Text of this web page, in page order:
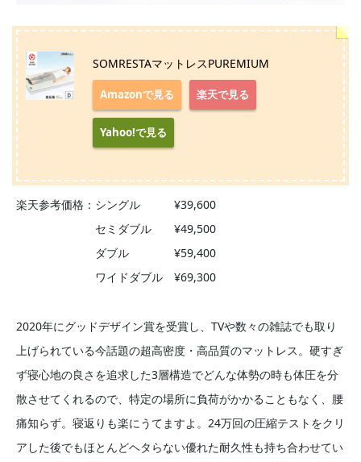
SOMRESTAマットレスPUREMIUM
Amazonで見る 楽天で見る
Yahoo!で見る
楽天参考価格：シングル ¥39,600
セミダブル ¥49,500
ダブル ¥59,400
ワイドダブル ¥69,300
2020年にグッドデザイン賞を受賞し、TVや数々の雑誌でも取り
上げられている今話題の超高密度・高品質のマットレス。硬すぎ
ず寝心地の良さを追求した3層構造でどんな体勢の時も体圧を分
散させてくれるので、特定の場所に負荷がかかることもなく、腰
痛知らず。寝返りも楽にうてますよ。24万回の圧縮テストをクリ
アした後でもほとんどヘタらない優れた耐久性も持ち合わせてい